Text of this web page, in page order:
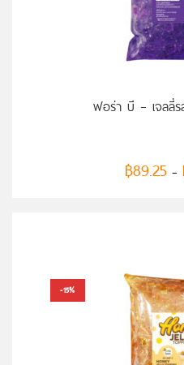
เลือก
ฟอร่า บี – เจลลี่ร
฿89.25 –
-15%